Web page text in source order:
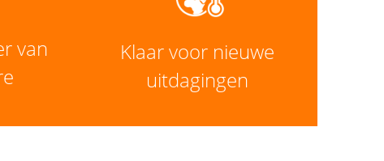
van
Klaar voor nieuwe
uitdagingen